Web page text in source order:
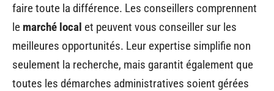
faire toute la différence. Les conseillers comprennent
le marché local et peuvent vous conseiller sur les
meilleures opportunités. Leur expertise simplifie non
seulement la recherche, mais garantit également que
toutes les démarches administratives soient gérées